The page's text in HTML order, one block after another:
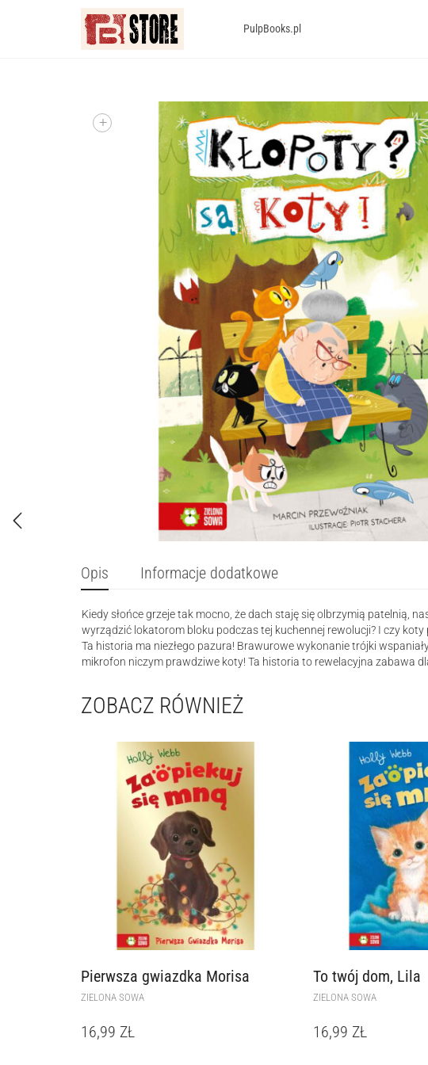
PulpBooks.pl
+
Opis Informacje dodatkowe
Kiedy słońce grzeje tak mocno, że dach staję się olbrzymią patelnią,
wyrządzić lokatorom bloku podczas tej kuchennej rewolucji? I czy koty
Ta historia ma niezłego pazura! Brawurowe wykonanie trójki
mikrofon niczym prawdziwe koty! Ta historia to rewelacyjna zabawa
ZOBACZ RÓWNIEŻ
Pierwsza gwiazdka Morisa
ZIELONA SOWA
16,99 ZŁ
To twój dom, Lila
ZIELONA SOWA
16,99 ZŁ